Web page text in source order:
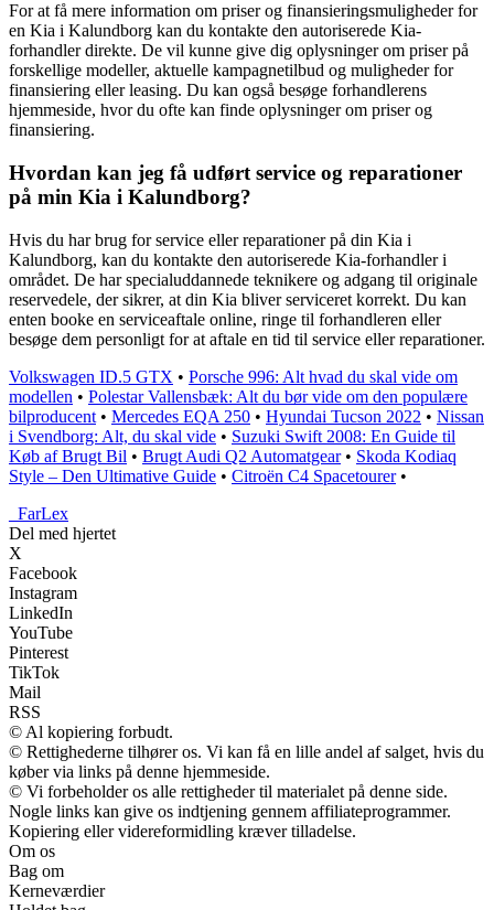
For at få mere information om priser og finansieringsmuligheder for
en Kia i Kalundborg kan du kontakte den autoriserede Kia-
forhandler direkte. De vil kunne give dig oplysninger om priser på
forskellige modeller, aktuelle kampagnetilbud og muligheder for
finansiering eller leasing. Du kan også besøge forhandlerens
hjemmeside, hvor du ofte kan finde oplysninger om priser og
finansiering.
Hvordan kan jeg få udført service og reparationer
på min Kia i Kalundborg?
Hvis du har brug for service eller reparationer på din Kia i
Kalundborg, kan du kontakte den autoriserede Kia-forhandler i
området. De har specialuddannede teknikere og adgang til originale
reservedele, der sikrer, at din Kia bliver serviceret korrekt. Du kan
enten booke en serviceaftale online, ringe til forhandleren eller
besøge dem personligt for at aftale en tid til service eller reparationer.
Volkswagen ID.5 GTX • Porsche 996: Alt hvad du skal vide om
modellen • Polestar Vallensbæk: Alt du bør vide om den populære
bilproducent • Mercedes EQA 250 • Hyundai Tucson 2022 • Nissan
i Svendborg: Alt, du skal vide • Suzuki Swift 2008: En Guide til
Køb af Brugt Bil • Brugt Audi Q2 Automatgear• Skoda Kodiaq
Style – Den Ultimative Guide • Citroën C4 Spacetourer•
FarLex
Del med hjertet
X
Facebook
Instagram
LinkedIn
YouTube
Pinterest
TikTok
Mail
RSS
© Al kopiering forbudt.
© Rettighederne tilhører os. Vi kan få en lille andel af salget, hvis du
køber via links på denne hjemmeside.
© Vi forbeholder os alle rettigheder til materialet på denne side.
Nogle links kan give os indtjening gennem affiliateprogrammer.
Kopiering eller videreformidling kræver tilladelse.
Om os
Bag om
Kerneværdier